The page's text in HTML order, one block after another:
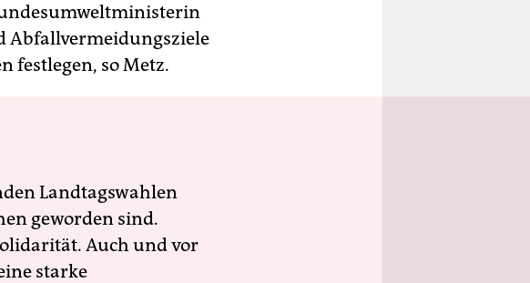
Abfallvermeidungsziele
festlegen, so Metz.
Landtagswahlen
geworden sind.
Auch und vor
starke